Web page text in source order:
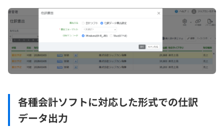
各種会計ソフトに対応した形式での仕訳
データ出力